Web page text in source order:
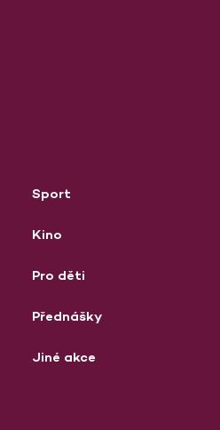
Sport
Kino
Pro děti
Přednášky
Jiné akce